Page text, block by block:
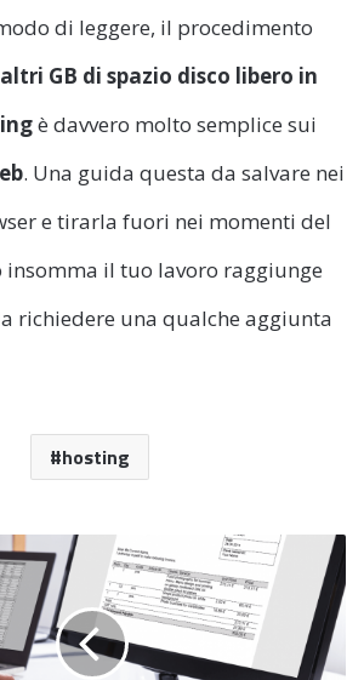
di leggere, il procedimento
GB di spazio disco libero in
è davvero molto semplice sui
. Una guida questa da salvare nei
e tirarla fuori nei momenti del
insomma il tuo lavoro raggiunge
richiedere una qualche aggiunta
hosting